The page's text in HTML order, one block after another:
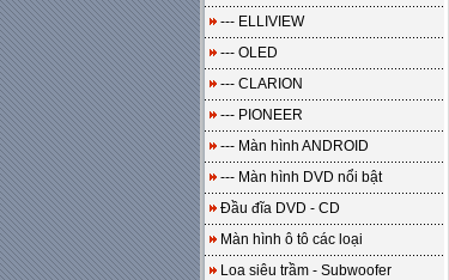
--- ELLIVIEW
--- OLED
--- CLARION
--- PIONEER
--- Màn hình ANDROID
--- Màn hình DVD nổi bật
Đầu đĩa DVD - CD
Màn hình ô tô các loại
Loa siêu trầm - Subwoofer